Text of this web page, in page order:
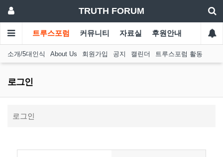
TRUTH FORUM
트루스포럼 커뮤니티 자료실 후원안내
소개/5대인식 About Us 회원가입 공지 캘린더 트루스포럼 활동
로그인
로그인